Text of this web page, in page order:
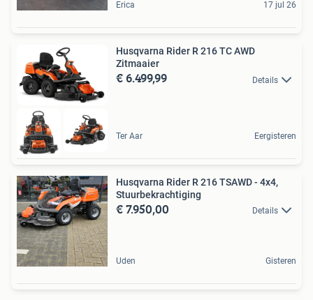
Erica 17 jul 26
Husqvarna Rider R 216 TC AWD
Zitmaaier
€ 6.499,99 Details
Ter Aar Eergisteren
Husqvarna Rider R 216 TSAWD - 4x4,
Stuurbekrachtiging
€ 7.950,00 Details
Uden Gisteren